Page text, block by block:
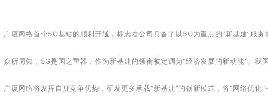
广厦网络首个5G基站的顺利开通，标志着公司具备了以5G为重点的“新基建”服务
众所周知，5G是国之重器，作为新基建的领衔被定调为“经济发展的新动能”。
广厦网络将发挥自身竞争优势，研发更多承载“新基建”的创新模式，将“网络优